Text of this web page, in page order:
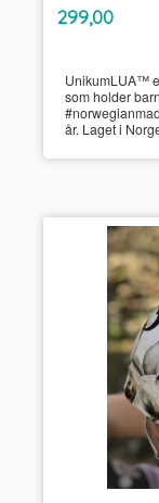
Pris
299,00mva.
UnikumLUA™
som holder
år. Laget i